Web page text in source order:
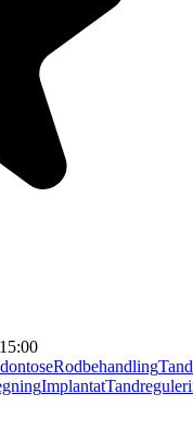
Rodbehandling
Implantat